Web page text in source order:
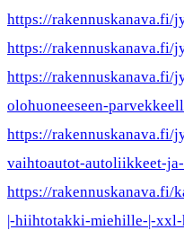
https://rakennuskanava.fi/
https://rakennuskanava.fi/
https://
olohuoneeseen-
https://rakennuskanava.fi/
vaihtoautot-autoliikkeet-
https://rakennuskanava.fi/
|-hiihtotakki-miehille-|-